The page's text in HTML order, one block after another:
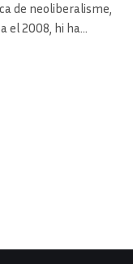
de neoliberalisme,
el 2008, hi ha…